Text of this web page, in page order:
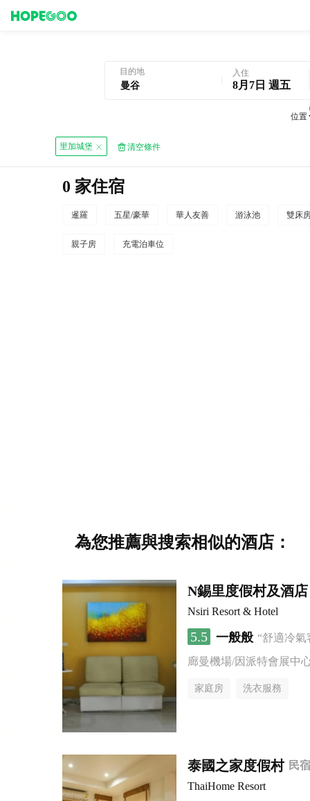
目的地 入住
8月7日 週五
位置
里加城堡 清空條件
0 家住宿
暹羅 五星/豪華 華人友善 游泳池 雙床
親子房 充電泊車位
為您推薦與搜索相似的酒店：
N錫里度假村及酒店
Nsiri Resort & Hotel
5.5 一般般 “舒適冷
廊曼機場/因派特會展中
家庭房 洗衣服務
泰國之家度假村 民宿
ThaiHome Resort